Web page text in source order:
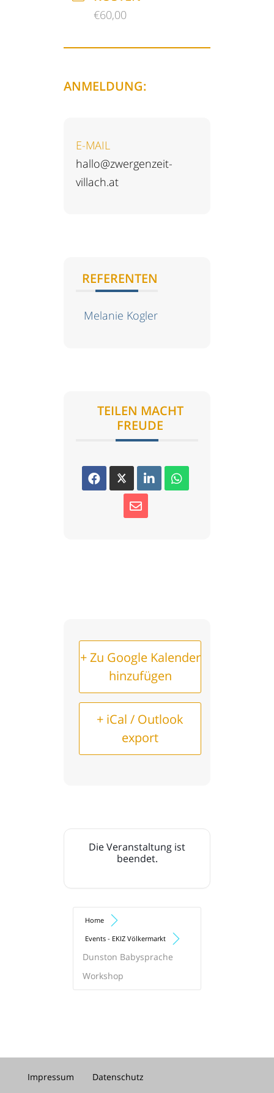
€60,00
ANMELDUNG:
E-MAIL
hallo@zwergenzeit-
villach.at
REFERENTEN
Melanie Kogler
TEILEN MACHT
FREUDE
+ Zu Google Kalender
hinzufügen
+ iCal / Outlook
export
Die Veranstaltung ist
beendet.
Home
Events - EKIZ Völkermarkt
Dunston Babysprache
Workshop
Impressum Datenschutz